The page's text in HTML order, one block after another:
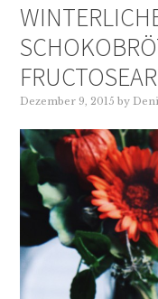
Dezember 9, 2015 by